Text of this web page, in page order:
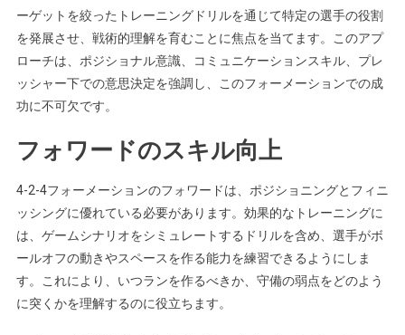
ーゲットを絞ったトレーニングドリルを通じて特定の選手の役割
を発展させ、戦術的理解を育むことに焦点を当てます。このアプ
ローチは、ポジショナル意識、コミュニケーションスキル、プレ
ッシャー下での意思決定を強調し、このフォーメーションでの成
功に不可欠です。
フォワードのスキル向上
4-2-4フォーメーションのフォワードは、ポジショニングとフィニ
ッシングに優れている必要があります。効果的なトレーニングに
は、ゲームシナリオをシミュレートするドリルを含め、選手がボ
ールオフの動きやスペースを作る能力を練習できるようにしま
す。これにより、いつランを作るべきか、守備の弱点をどのよう
に突くかを理解するのに役立ちます。